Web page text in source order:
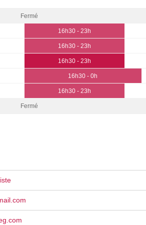
Fermé
16h30 - 23h
16h30 - 23h
16h30 - 23h
16h30 - 0h
16h30 - 23h
Fermé